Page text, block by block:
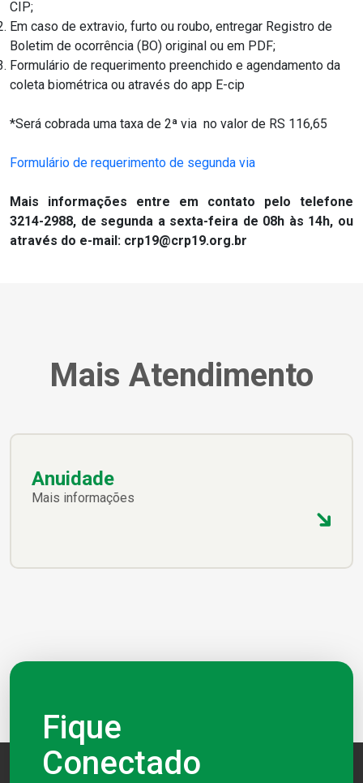
CIP;
Em caso de extravio, furto ou roubo, entregar Registro de
Boletim de ocorrência (BO) original ou em PDF;
Formulário de requerimento preenchido e agendamento da
coleta biométrica ou através do app E-cip
*Será cobrada uma taxa de 2ª via no valor de RS 116,65
Formulário de requerimento de segunda via
Mais informações entre em contato pelo telefone
3214-2988, de segunda a sexta-feira de 08h às 14h, ou
através do e-mail: crp19@crp19.org.br
Mais Atendimento
Anuidade
Mais informações
Fique
Conectado